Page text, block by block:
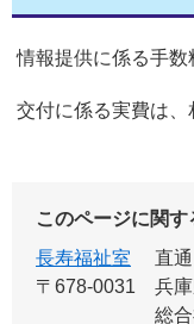
情報提供に係る手数
交付に係る実費は、
このページに関
長寿福祉室
直通
〒678-0031
兵
総